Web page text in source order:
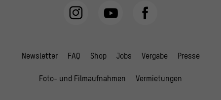
Newsletter FAQ Shop Jobs Vergabe Presse
Foto- und Filmaufnahmen Vermietungen